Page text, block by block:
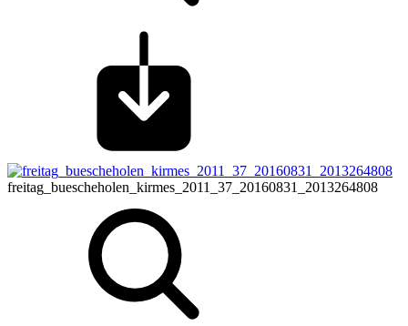
freitag_buescheholen_kirmes_2011_37_20160831_2013264808